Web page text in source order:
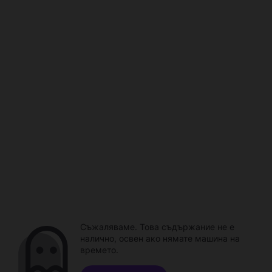
Съжаляваме. Това съдържание не е
налично, освен ако нямате машина на
времето.